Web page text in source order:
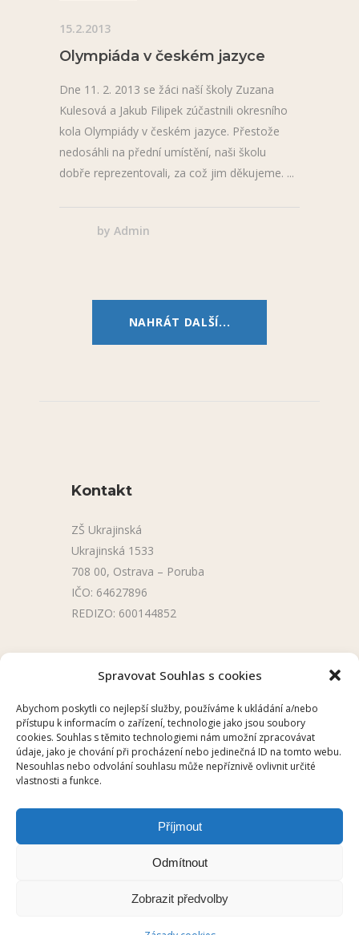
Spravovat Souhlas s cookies
Abychom poskytli co nejlepší služby, používáme k ukládání a/nebo
přístupu k informacím o zařízení, technologie jako jsou soubory
cookies. Souhlas s těmito technologiemi nám umožní zpracovávat
údaje, jako je chování při procházení nebo jedinečná ID na tomto webu.
Nesouhlas nebo odvolání souhlasu může nepříznivě ovlivnit určité
vlastnosti a funkce.
Příjmout
Odmítnout
Zobrazit předvolby
15.2.2013
Olympiáda v českém jazyce
Dne 11. 2. 2013 se žáci naší školy Zuzana
Kulesová a Jakub Filipek zúčastnili okresního
kola Olympiády v českém jazyce. Přestože
nedosáhli na přední umístění, naši školu
dobře reprezentovali, za což jim děkujeme.
by Admin
NAHRÁT DALŠÍ...
Kontakt
ZŠ Ukrajinská
Ukrajinská 1533
708 00, Ostrava – Poruba
IČO: 64627896
REDIZO: 600144852
Úřední deska
Školní aplikace
2025 © ZŠ UKRAJINSKÁ, OSTRAVA –
/CHILLI/Prohlášení o